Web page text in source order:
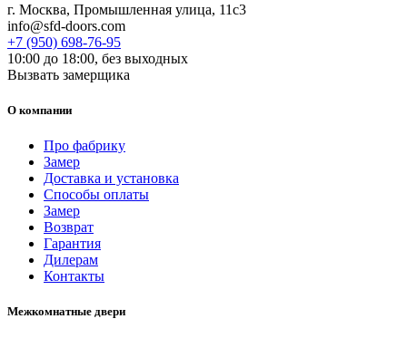
г. Москва, Промышленная улица, 11с3
info@sfd-doors.com
+7 (950) 698-76-95
10:00 до 18:00, без выходных
Вызвать замерщика
О компании
Про фабрику
Замер
Доставка и установка
Способы оплаты
Замер
Возврат
Гарантия
Дилерам
Контакты
Межкомнатные двери